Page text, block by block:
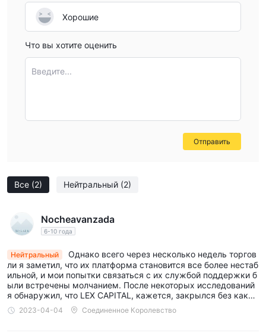
Все (2) Нейтральный (2)
Nocheavanzada
6-10 года
Нейтральный
Однако всего через несколько недель торгов
ли я заметил, что их платформа становится все более нестаб
ильной, и мои попытки связаться с их службой поддержки б
ыли встречены молчанием. После некоторых исследований
я обнаружил, что LEX CAPITAL, кажется, закрылся без каких
-либо предупреждений или объяснений, что вызывает трево
гу и беспокойство. Я надеюсь, что никто больше не был обма
2023-04-04 Соединенное Королевство
Хорошие
Что вы хотите оценить
Введите...
Отправить